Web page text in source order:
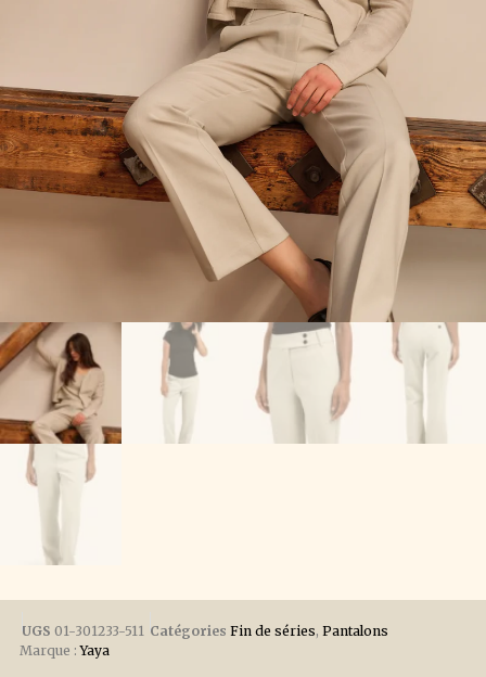
UGS 01-301233-511 Catégories Fin de séries, Pantalons
Marque :Yaya